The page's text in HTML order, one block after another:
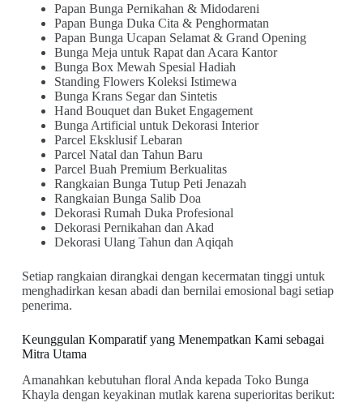
Papan Bunga Pernikahan & Midodareni
Papan Bunga Duka Cita & Penghormatan
Papan Bunga Ucapan Selamat & Grand Opening
Bunga Meja untuk Rapat dan Acara Kantor
Bunga Box Mewah Spesial Hadiah
Standing Flowers Koleksi Istimewa
Bunga Krans Segar dan Sintetis
Hand Bouquet dan Buket Engagement
Bunga Artificial untuk Dekorasi Interior
Parcel Eksklusif Lebaran
Parcel Natal dan Tahun Baru
Parcel Buah Premium Berkualitas
Rangkaian Bunga Tutup Peti Jenazah
Rangkaian Bunga Salib Doa
Dekorasi Rumah Duka Profesional
Dekorasi Pernikahan dan Akad
Dekorasi Ulang Tahun dan Aqiqah
Setiap rangkaian dirangkai dengan kecermatan tinggi untuk
menghadirkan kesan abadi dan bernilai emosional bagi setiap
penerima.
Keunggulan Komparatif yang Menempatkan Kami sebagai
Mitra Utama
Amanahkan kebutuhan floral Anda kepada Toko Bunga
Khayla dengan keyakinan mutlak karena superioritas berikut: